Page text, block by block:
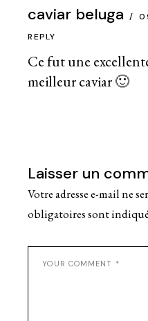
caviar beluga
Ce fut une
meilleur caviar 🙂
REPLY
Laisser un
Votre adresse e-mail ne
obligatoires sont